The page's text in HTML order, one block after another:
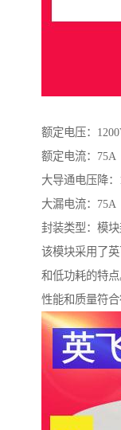
额定电压：
额定电流：75A
大导通电压降
大漏电流：75A
封装类型：模
该模块采用了
和低功耗的特
性能和质量符合